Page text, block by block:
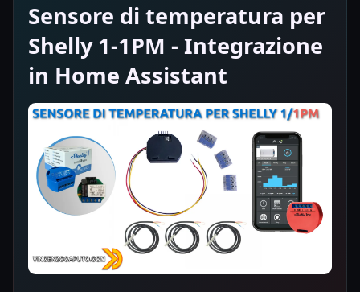
Sensore di temperatura per
Shelly 1-1PM - Integrazione
in Home Assistant